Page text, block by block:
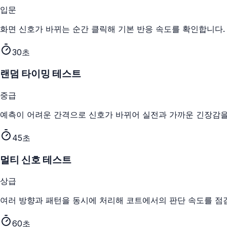
입문
화면 신호가 바뀌는 순간 클릭해 기본 반응 속도를 확인합니다.
30초
랜덤 타이밍 테스트
중급
예측이 어려운 간격으로 신호가 바뀌어 실전과 가까운 긴장감
45초
멀티 신호 테스트
상급
여러 방향과 패턴을 동시에 처리해 코트에서의 판단 속도를 점
60초